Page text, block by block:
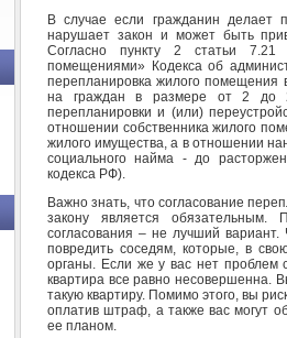
В случае если гражданин делает
нарушает закон и может быть
Согласно пункту 2 статьи 7.21
помещениями» Кодекса об
перепланировка жилого помещения
на граждан в размере от 2 до
перепланировки и (или)
отношении собственника жилого
жилого имущества, а в отношении
социального найма - до
кодекса РФ).
Важно знать, что согласование
закону является обязательным.
согласования – не лучший
повредить соседям, которые, в
органы. Если же у вас нет проблем
квартира все равно несовершенна.
такую квартиру. Помимо этого, вы
оплатив штраф, а также вас могут
ее планом.